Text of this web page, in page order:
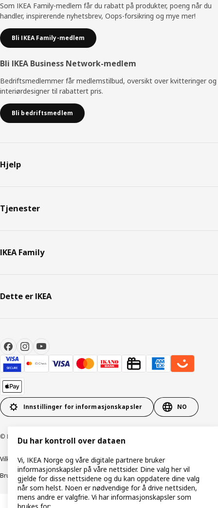
Som IKEA Family-medlem får du rabatt på produkter, poeng når du
handler, inspirerende nyhetsbrev, Oops-forsikring og mye mer!
Bli IKEA Family-medlem
Bli IKEA Business Network-medlem
Bedriftsmedlemmer får medlemstilbud, oversikt over kvitteringer og
interiørdesigner til rabattert pris.
Bli bedriftsmedlem
Hjelp
Tjenester
IKEA Family
Dette er IKEA
Innstillinger for informasjonskapsler NO
© Inter IKEA Systems B.V. 1999–2026
Vilkår og betingelserRetningslinjer for personvern
Bruk av informasjonskapsler (Cookies) Retningslinjer for ansvarlig avsløring
Du har kontroll over dataen
Vi, IKEA Norge og våre digitale partnere bruker
informasjonskapsler på våre nettsider. Dine valg her vil
gjelde for disse nettsidene og du kan oppdatere dine valg
når som helst. Noen er nødvendige for å drive nettsiden,
mens andre er valgfrie. Vi har informasjonskapsler som